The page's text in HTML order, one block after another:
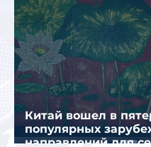
Китай вошел в
популярных
направлений для